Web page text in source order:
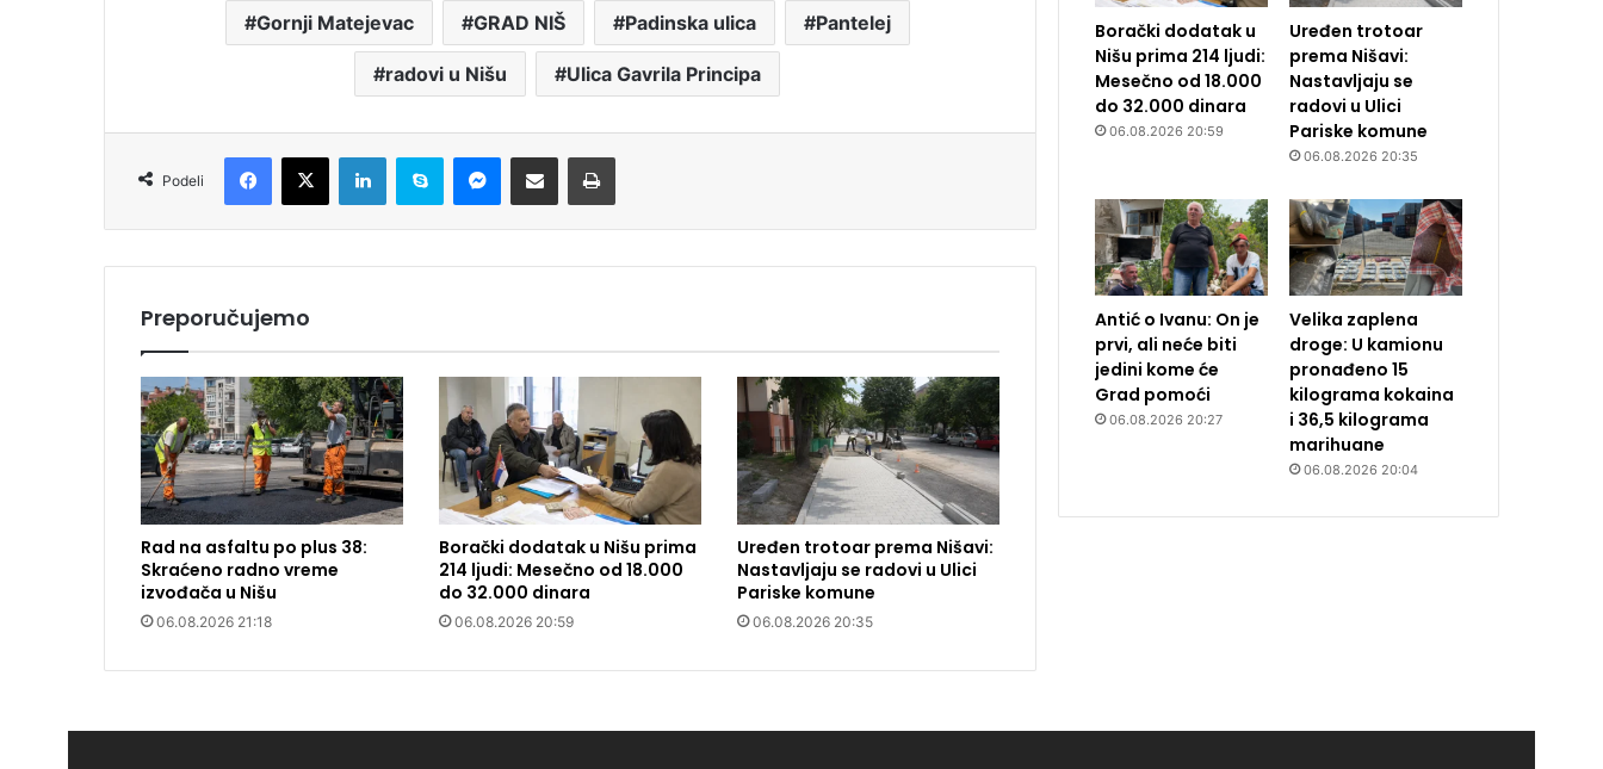
Gornji Matejevac GRAD NIŠ Padinska ulica Pantelej
radovi u Nišu Ulica Gavrila Principa
Podeli
Preporučujemo
Rad na asfaltu po plus 38:
Skraćeno radno vreme
izvođača u Nišu
06.08.2026 21:18
Borački dodatak u Nišu prima
214 ljudi: Mesečno od 18.000
do 32.000 dinara
06.08.2026 20:59
Uređen trotoar prema Nišavi:
Nastavljaju se radovi u Ulici
Pariske komune
06.08.2026 20:35
Borački dodatak u
Nišu prima 214 ljudi:
Mesečno od 18.000
do 32.000 dinara
06.08.2026 20:59
Uređen trotoar
prema Nišavi:
Nastavljaju se
radovi u Ulici
Pariske komune
06.08.2026 20:35
Antić o Ivanu: On je
prvi, ali neće biti
jedini kome će
Grad pomoći
06.08.2026 20:27
Velika zaplena
droge: U kamionu
pronađeno 15
kilograma kokaina
i 36,5 kilograma
marihuane
06.08.2026 20:04